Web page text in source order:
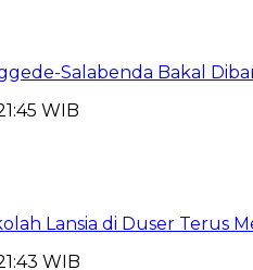
Salabenda Bakal
WIB
Lansia di Duser Terus
WIB